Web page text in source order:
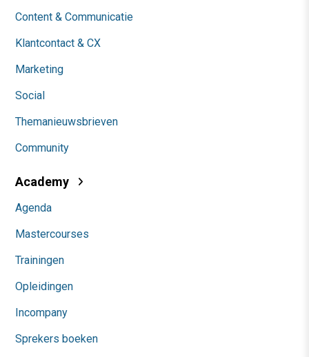
Content & Communicatie
Klantcontact & CX
Marketing
Social
Themanieuwsbrieven
Community
Academy
Agenda
Mastercourses
Trainingen
Opleidingen
Incompany
Sprekers boeken